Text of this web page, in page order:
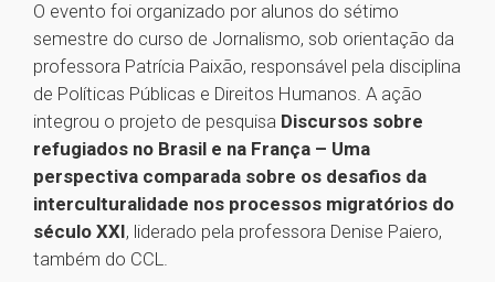
O evento foi organizado por alunos do sétimo
semestre do curso de Jornalismo, sob orientação da
professora Patrícia Paixão, responsável pela disciplina
de Políticas Públicas e Direitos Humanos. A ação
integrou o projeto de pesquisa Discursos sobre
refugiados no Brasil e na França – Uma
perspectiva comparada sobre os desafios da
interculturalidade nos processos migratórios do
século XXI, liderado pela professora Denise Paiero,
também do CCL.